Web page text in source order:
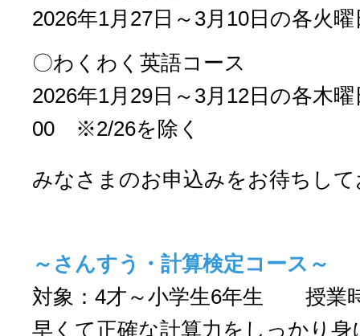
2026年1月27日～3月10日の各火
〇わくわく英語コース
2026年1月29日～3月12日の各木
00 ※2/26を除く
みなさまのお申込みをお待ちし
～さんすう・計算検定コース～
対象：4才～小学生6年生 授業
早くて正確な計算力をしっかり身